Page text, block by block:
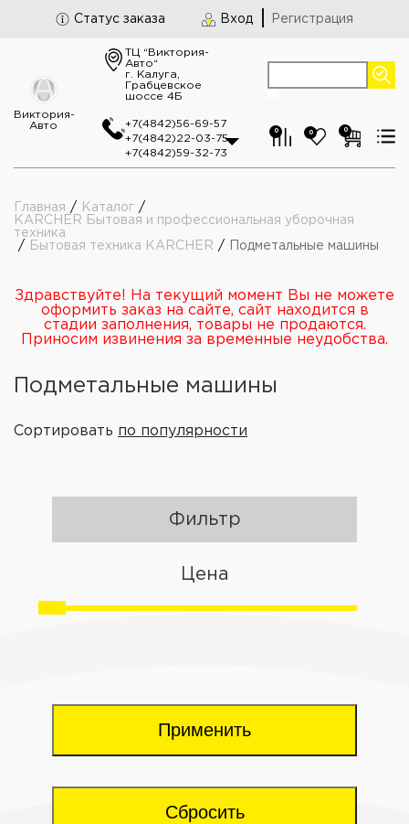
Статус заказа Вход Регистрация
Виктория-
Авто
ТЦ “Виктория-
Авто“
г. Калуга,
Грабцевское
шоссе 4Б
+7(4842)56-69-57
+7(4842)22-03-75
+7(4842)59-32-73
0 0 0
Главная / Каталог /
KARCHER Бытовая и профессиональная уборочная
техника
/
Бытовая техника KARCHER / Подметальные машины
Здравствуйте! На текущий момент Вы не можете
оформить заказ на сайте, сайт находится в
стадии заполнения, товары не продаются.
Приносим извинения за временные неудобства.
Подметальные машины
Сортировать по популярности
Фильтр
Цена
Применить
Сбросить